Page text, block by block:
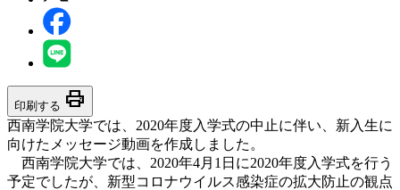
印刷する print
西南学院大学では、2020年度入学式の中止に伴い、新入生に
向けたメッセージ動画を作成しました。
西南学院大学では、2020年4月1日に2020年度入学式を行う
予定でしたが、新型コロナウイルス感染症の拡大防止の観点